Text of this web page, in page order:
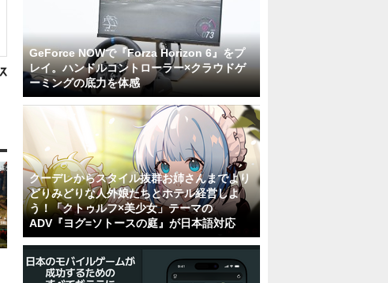
GeForce NOWで『Forza Horizon 6』をプ
レイ。ハンドルコントローラー×クラウドゲ
ーミングの底力を体感
クーデレからスタイル抜群お姉さんまでより
どりみどりな人外娘たちとホテル経営しよ
う！「クトゥルフ×美少女」テーマの
ADV『ヨグ=ソトースの庭』が日本語対応